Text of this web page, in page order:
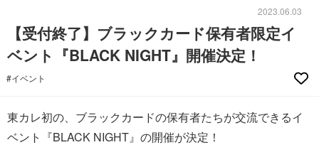
2023.06.03
【受付終了】ブラックカード保有者限定イ
ベント『BLACK NIGHT』開催決定！
#イベント
東カレ初の、ブラックカードの保有者たちが交流できるイ
ベント『BLACK NIGHT』の開催が決定！